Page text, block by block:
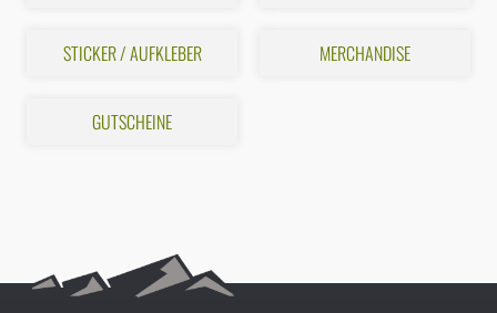
STICKER / AUFKLEBER MERCHANDISE
GUTSCHEINE